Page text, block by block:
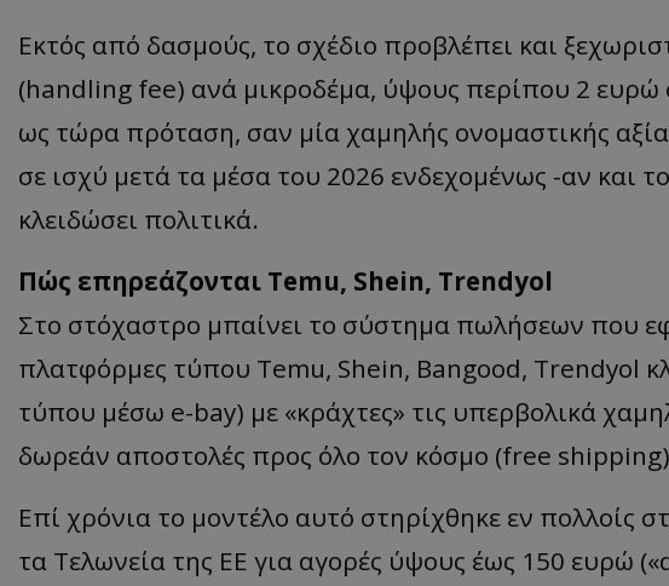
Εκτός από δασμούς, το σχέδιο προβλέπει και
(handling fee) ανά μικροδέμα, ύψους περίπου 2
ως τώρα πρόταση, σαν μία χαμηλής ονομαστικής
σε ισχύ μετά τα μέσα του 2026 ενδεχομένως -αν και
κλειδώσει πολιτικά.
Πώς επηρεάζονται Temu, Shein, Trendyol
Στο στόχαστρο μπαίνει το σύστημα πωλήσεων που
πλατφόρμες τύπου Temu, Shein, Bangood, Trendyol
τύπου μέσω e-bay) με «κράχτες» τις υπερβολικά
δωρεάν αποστολές προς όλο τον κόσμο (free
Επί χρόνια το μοντέλο αυτό στηρίχθηκε εν πολλοίς
τα Τελωνεία της ΕΕ για αγορές ύψους έως 150 ευρώ